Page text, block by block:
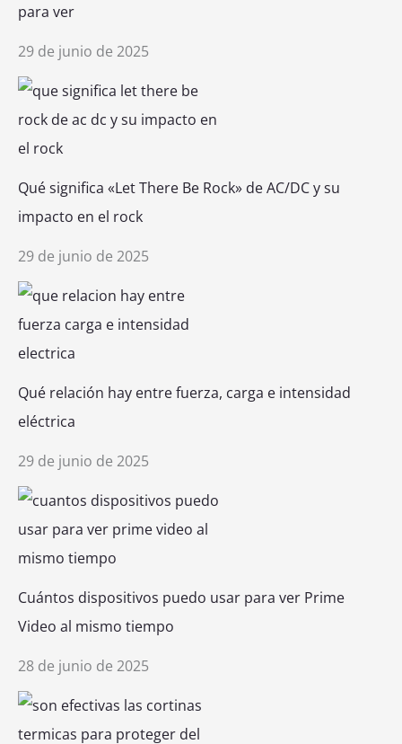
para ver
29 de junio de 2025
Qué significa «Let There Be Rock» de AC/DC y su
impacto en el rock
29 de junio de 2025
Qué relación hay entre fuerza, carga e intensidad
eléctrica
29 de junio de 2025
Cuántos dispositivos puedo usar para ver Prime
Video al mismo tiempo
28 de junio de 2025